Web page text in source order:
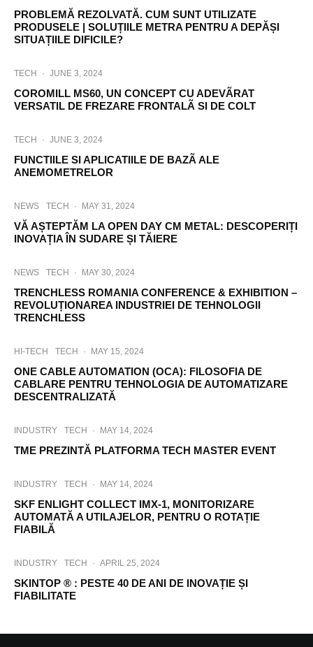
PROBLEMĂ REZOLVATĂ. CUM SUNT UTILIZATE
PRODUSELE | SOLUȚIILE METRA PENTRU A DEPĂȘI
SITUAȚIILE DIFICILE?
TECH · JUNE 3, 2024
COROMILL MS60, UN CONCEPT CU ADEVÃRAT
VERSATIL DE FREZARE FRONTALÃ SI DE COLT
TECH · JUNE 3, 2024
FUNCTIILE SI APLICATIILE DE BAZÃ ALE
ANEMOMETRELOR
NEWS TECH · MAY 31, 2024
VĂ AȘTEPTĂM LA OPEN DAY CM METAL: DESCOPERIȚI
INOVAȚIA ÎN SUDARE ȘI TĂIERE
NEWS TECH · MAY 30, 2024
TRENCHLESS ROMANIA CONFERENCE & EXHIBITION –
REVOLUȚIONAREA INDUSTRIEI DE TEHNOLOGII
TRENCHLESS
HI-TECH TECH · MAY 15, 2024
ONE CABLE AUTOMATION (OCA): FILOSOFIA DE
CABLARE PENTRU TEHNOLOGIA DE AUTOMATIZARE
DESCENTRALIZATĂ
INDUSTRY TECH · MAY 14, 2024
TME PREZINTĂ PLATFORMA TECH MASTER EVENT
INDUSTRY TECH · MAY 14, 2024
SKF ENLIGHT COLLECT IMX-1, MONITORIZARE
AUTOMATĂ A UTILAJELOR, PENTRU O ROTAȚIE
FIABILĂ
INDUSTRY TECH · APRIL 25, 2024
SKINTOP ® : PESTE 40 DE ANI DE INOVAȚIE ȘI
FIABILITATE